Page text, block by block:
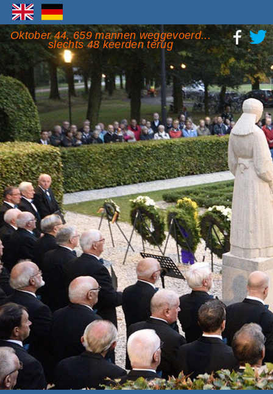
Oktober 44, 659 mannen weggevoerd...
slechts 48 keerden terug